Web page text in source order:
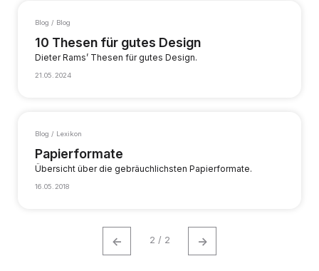
Blog / Blog
10 Thesen für gutes Design
Dieter Rams’ Thesen für gutes Design.
21.05.2024
Blog / Lexikon
Papierformate
Übersicht über die gebräuchlichsten Papierformate.
16.05.2018
← 2 / 2 →